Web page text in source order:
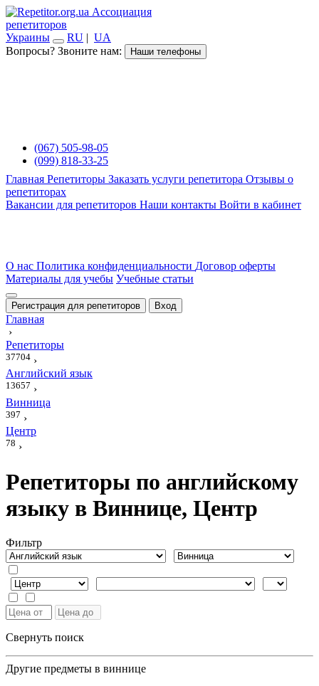
Ассоциация
репетиторов
Украины
RU | UA
Вопросы? Звоните нам:
Наши телефоны
(067) 505-98-05
(099) 818-33-25
Главная Репетиторы Заказать услуги репетитора Отзывы о
репетиторах
Вакансии для репетиторов Наши контакты Войти в кабинет
О нас Политика конфиденциальности Договор оферты
Материалы для учебы Учебные статьи
Регистрация для репетиторов Вход
Главная
›
Репетиторы
37704 ›
Английский язык
13657 ›
Винница
397 ›
Центр
78 ›
Репетиторы по английскому
языку в Виннице, Центр
Фильтр
Свернуть поиск
Другие предметы в виннице